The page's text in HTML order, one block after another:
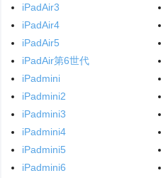
iPadAir3
iPadAir4
iPadAir5
iPadAir第6世代
iPadmini
iPadmini2
iPadmini3
iPadmini4
iPadmini5
iPadmini6